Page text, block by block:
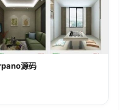
源码